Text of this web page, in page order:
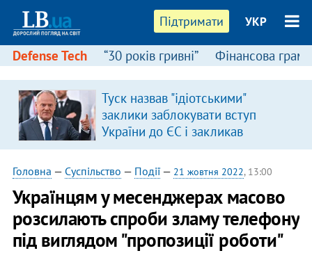
Підтримати УКР
Defense Tech “30 років гривні” Фінансова
Туск назвав "ідіотськими"
заклики заблокувати вступ
України до ЄС і закликав
припинити антиукраїнську
риторику
Головна — Суспільство — Події— 21 жовтня 2022, 13:00
Українцям у месенджерах масово
розсилають спроби зламу телефону
під виглядом "пропозиції роботи"